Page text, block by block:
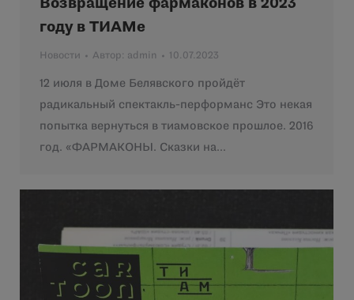
Возвращение фармаконов в 2023
году в ТИАМе
Новости Автор: admin 10.07.2023
12 июля в Доме Белявского пройдёт
радикальный спектакль-перформанс Это некая
попытка вернуться в тиамовское прошлое. 2016
год. «ФАРМАКОНЫ. Сказки на…